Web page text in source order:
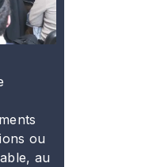
ou
au